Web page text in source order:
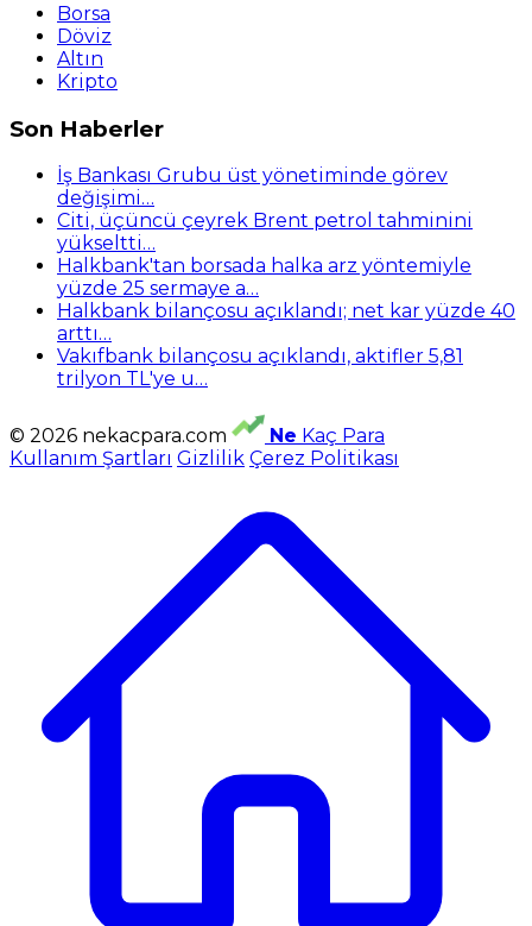
Borsa
Döviz
Altın
Kripto
Son Haberler
İş Bankası Grubu üst yönetiminde görev
değişimi…
Citi, üçüncü çeyrek Brent petrol tahminini
yükseltti…
Halkbank'tan borsada halka arz yöntemiyle
yüzde 25 sermaye a…
Halkbank bilançosu açıklandı; net kar yüzde 40
arttı…
Vakıfbank bilançosu açıklandı, aktifler 5,81
trilyon TL'ye u…
© 2026 nekacpara.com Ne Kaç Para
Kullanım Şartları Gizlilik Çerez Politikası